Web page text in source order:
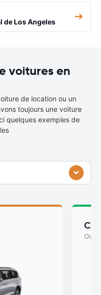
de Los Angeles
voitures en
de location ou un
toujours une voiture
quelques exemples de
Ou